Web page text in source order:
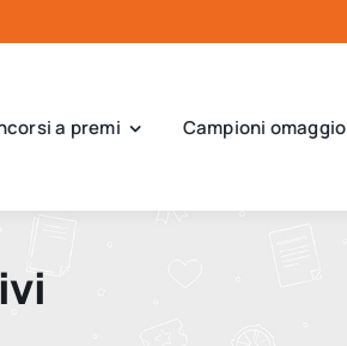
a premi Campioni omaggio